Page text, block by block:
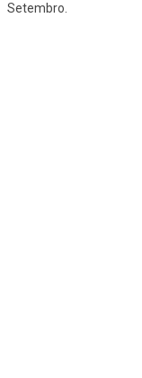
Setembro.